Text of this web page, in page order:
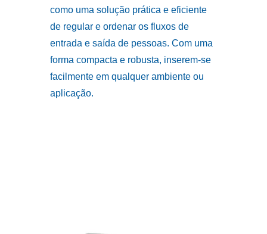
como uma solução prática e eficiente
de regular e ordenar os fluxos de
entrada e saída de pessoas. Com uma
forma compacta e robusta, inserem-se
facilmente em qualquer ambiente ou
aplicação.